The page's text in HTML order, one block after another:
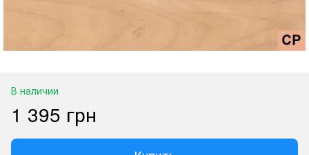
В наличии
1 395 грн